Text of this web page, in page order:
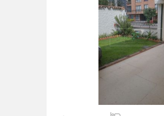
VER DETALLES